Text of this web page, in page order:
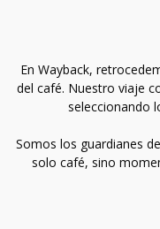
En Wayback,
del café. Nuestro viaje
seleccionando
Somos los guardianes
solo café, sino